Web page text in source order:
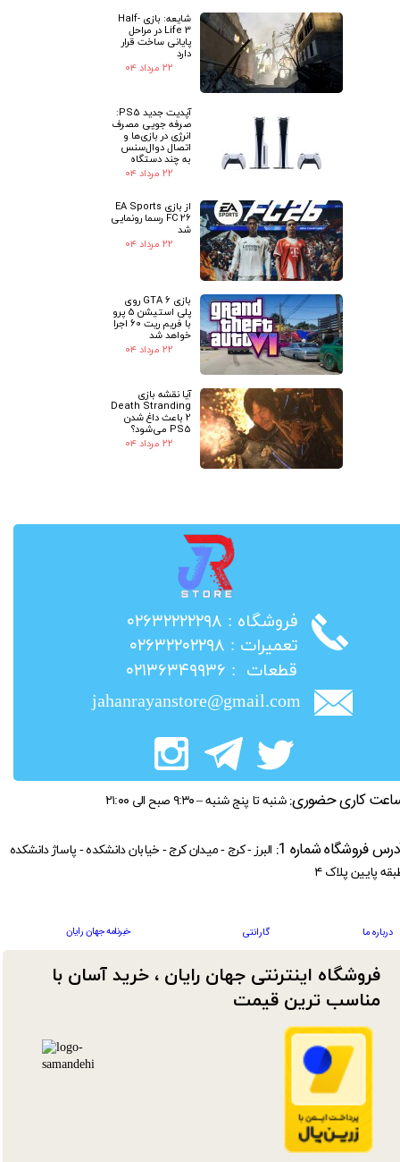
شایعه: بازی Half-
Life 3 در مراحل
پایانی ساخت قرار
دارد
۲۲ مرداد ۰۴
آپدیت جدید PS5:
صرفه جویی مصرف
انرژی در بازی‌ها و
اتصال دوال‌سنس
به چند دستگاه
۲۲ مرداد ۰۴
از بازی EA Sports
FC 26 رسما رونمایی
شد
۲۲ مرداد ۰۴
بازی GTA 6 روی
پلی استیشن 5 پرو
با فریم ریت 60 اجرا
خواهد شد
۲۲ مرداد ۰۴
آیا نقشه بازی
Death Stranding
2 باعث داغ شدن
PS5 می‌شود؟
۲۲ مرداد ۰۴
​فروشگاه : ۰۲۶۳۲۲۲۲۲۹۸
​تعمیرات : ۰۲۶۳۲۲۰۲۲۹۸
​قطعات : ۰۲۱۳۶۳۴۹۹۳۶
jahanrayanstore@gmail.com
فروشگاه اینترنتی جهان رایان ، خرید آسان با
مناسب ترین قیمت​​​​​​​
کاری حضوری: شنبه تا پنج شنبه – ۹:۳۰ صبح الی ۲۱:۰۰
درباره ما گارانتی خبرنامه جهان رایان
فروشگاه شماره 1:
البرز - کرج - میدان کرج - خیابان دانشکده - پاساژ دانشکده
پایین پلاک ۴